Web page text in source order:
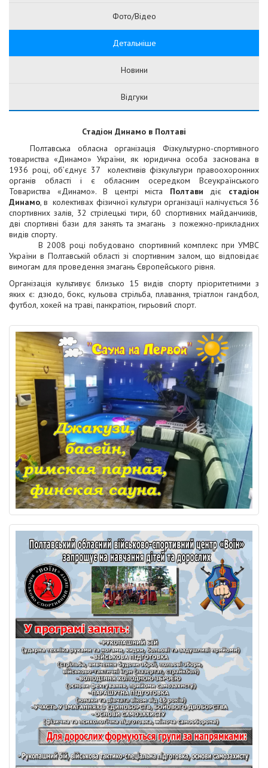
Фото/Відео
Детальніше
Новини
Відгуки
Стадіон Динамо в Полтаві
Полтавська обласна організація Фізкультурно-спортивного
товариства «Динамо» України, як юридична особа заснована в
1936 році, об’єднує 37 колективів фізкультури правоохоронних
органів області і є обласним осередком Всеукраїнського
Товариства «Динамо». В центрі міста Полтави діє стадіон
Динамо , в колективах фізичної культури організації налічується 36
спортивних залів, 32 стрілецькі тири, 60 спортивних майданчиків,
дві спортивні бази для занять та змагань з пожежно-прикладних
видів спорту.
В 2008 році побудовано спортивний комплекс при УМВС
України в Полтавській області зі спортивним залом, що відповідає
вимогам для проведення змагань Європейського рівня.
Організація культивує близько 15 видів спорту пріоритетними з
яких є: дзюдо, бокс, кульова стрільба, плавання, тріатлон гандбол,
футбол, хокей на траві, панкратіон, гирьовий спорт.